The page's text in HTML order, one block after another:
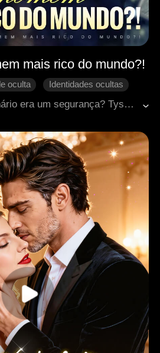
mais rico do mundo?!
oculta
Identidades ocultas
urbana
O pai do patrão bilionário era um segurança? Tyson era o homem mais rico do mundo, mas ele mantinha isso em segredo dos outros, incluindo seu próprio filho, Jeremy. Porém, quando a empresa de Jeremy estava à beira da falência, Tyson revelou sua verdadeira identidade e virou o jogo!